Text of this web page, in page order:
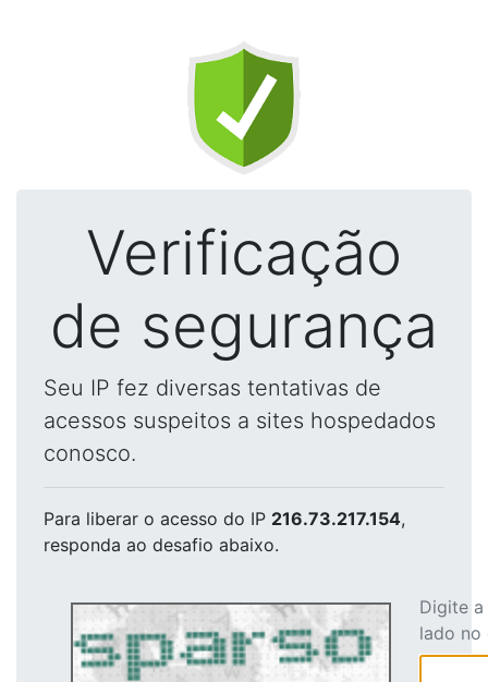
Verificação
de segurança
Seu IP fez diversas tentativas de
acessos suspeitos a sites hospedados
conosco.
Para liberar o acesso do IP 216.73.217.154,
responda ao desafio abaixo.
Digite
lado no